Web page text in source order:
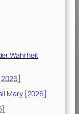
Wahrheit
Mary [2026]